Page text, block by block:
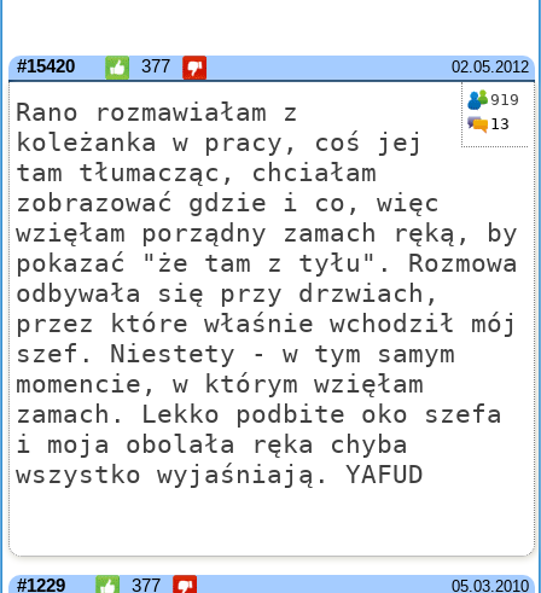
02.05.2012
#15420 377
919
13
Rano rozmawiałam z
koleżanka w pracy, coś jej
tam tłumacząc, chciałam
zobrazować gdzie i co, więc
wzięłam porządny zamach ręką, by
pokazać "że tam z tyłu". Rozmowa
odbywała się przy drzwiach,
przez które właśnie wchodził mój
szef. Niestety - w tym samym
momencie, w którym wzięłam
zamach. Lekko podbite oko szefa
i moja obolała ręka chyba
wszystko wyjaśniają. YAFUD
05.03.2010
#1229 377